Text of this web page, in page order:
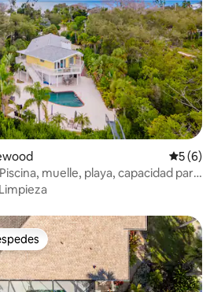
5 (6)
muelle, playa, capacidad para
Limpieza
preferido